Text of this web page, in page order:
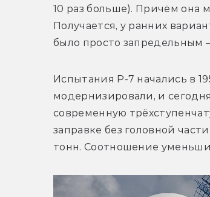
10 раз больше). Причём она
Получается, у ранних
было просто запредельным
Испытания Р-7 начались в
модернизировали, и
современную
заправке без головной
тонн. Соотношение